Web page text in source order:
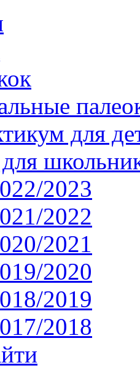
для
2023
2022
2021
2020
2019
2018